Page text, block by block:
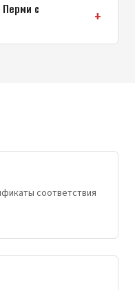
Перми с
соответствия